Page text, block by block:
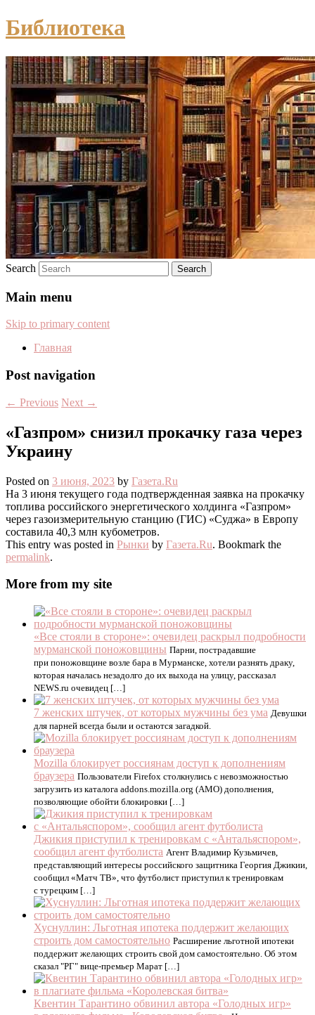
Библиотека
Search
Main menu
Skip to primary content
Главная
Post navigation
← Previous Next →
«Газпром» снизил прокачку газа через
Украину
Posted on 3 июня, 2023 by Газета.Ru
На 3 июня текущего года подтвержденная заявка на прокачку
топлива российского энергетического холдинга «Газпром»
через газоизмерительную станцию (ГИС) «Суджа» в Европу
составила 40,3 млн кубометров.
This entry was posted in Рынки by Газета.Ru. Bookmark the
permalink.
More from my site
«Все стояли в стороне»: очевидец раскрыл подробности
мурманской поножовщины Парни, пострадавшие
при поножовщине возле бара в Мурманске, хотели разнять драку,
которая началась незадолго до их выхода на улицу, рассказал
NEWS.ru очевидец […]
7 женских штучек, от которых мужчины без ума Девушки
для парней всегда были и остаются загадкой.
Mozilla блокирует россиянам доступ к дополнениям
браузера Пользователи Firefox столкнулись с невозможностью
загрузить из каталога addons.mozilla.org (AMO) дополнения,
позволяющие обойти блокировки […]
Джикия приступил к тренировкам с «Антальяспором»,
сообщил агент футболиста Агент Владимир Кузьмичев,
представляющий интересы российского защитника Георгия Джикии,
сообщил «Матч ТВ», что футболист приступил к тренировкам
с турецким […]
Хуснуллин: Льготная ипотека поддержит желающих
строить дом самостоятельно Расширение льготной ипотеки
поддержит желающих строить свой дом самостоятельно. Об этом
сказал "РГ" вице-премьер Марат […]
Квентин Тарантино обвинил автора «Голодных игр»